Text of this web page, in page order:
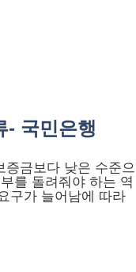
- 국민은행
증금보다 낮은 수준으
를 돌려줘야 하는 역
구가 늘어남에 따라